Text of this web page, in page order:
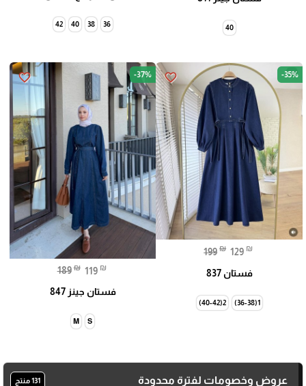
40
36
38
40
42
favorite_border -35%
199 ₪ 129 ₪
فستان 837
1(36-38)
2(40-42)
favorite_border -37%
189 ₪ 119 ₪
فستان جينز 847
S
M
عروض وخصومات لفترة محدودة 131 منتج